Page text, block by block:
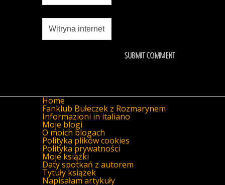
Home
Fanklub Bułeczek z Rozmarynem
Informazioni in italiano
Moje blogi
O moich blogach
Polityka plików cookies
Polityka prywatności
Moje książki
Daty spotkań z autorem
Tytuły książek
Napisałam artykuły